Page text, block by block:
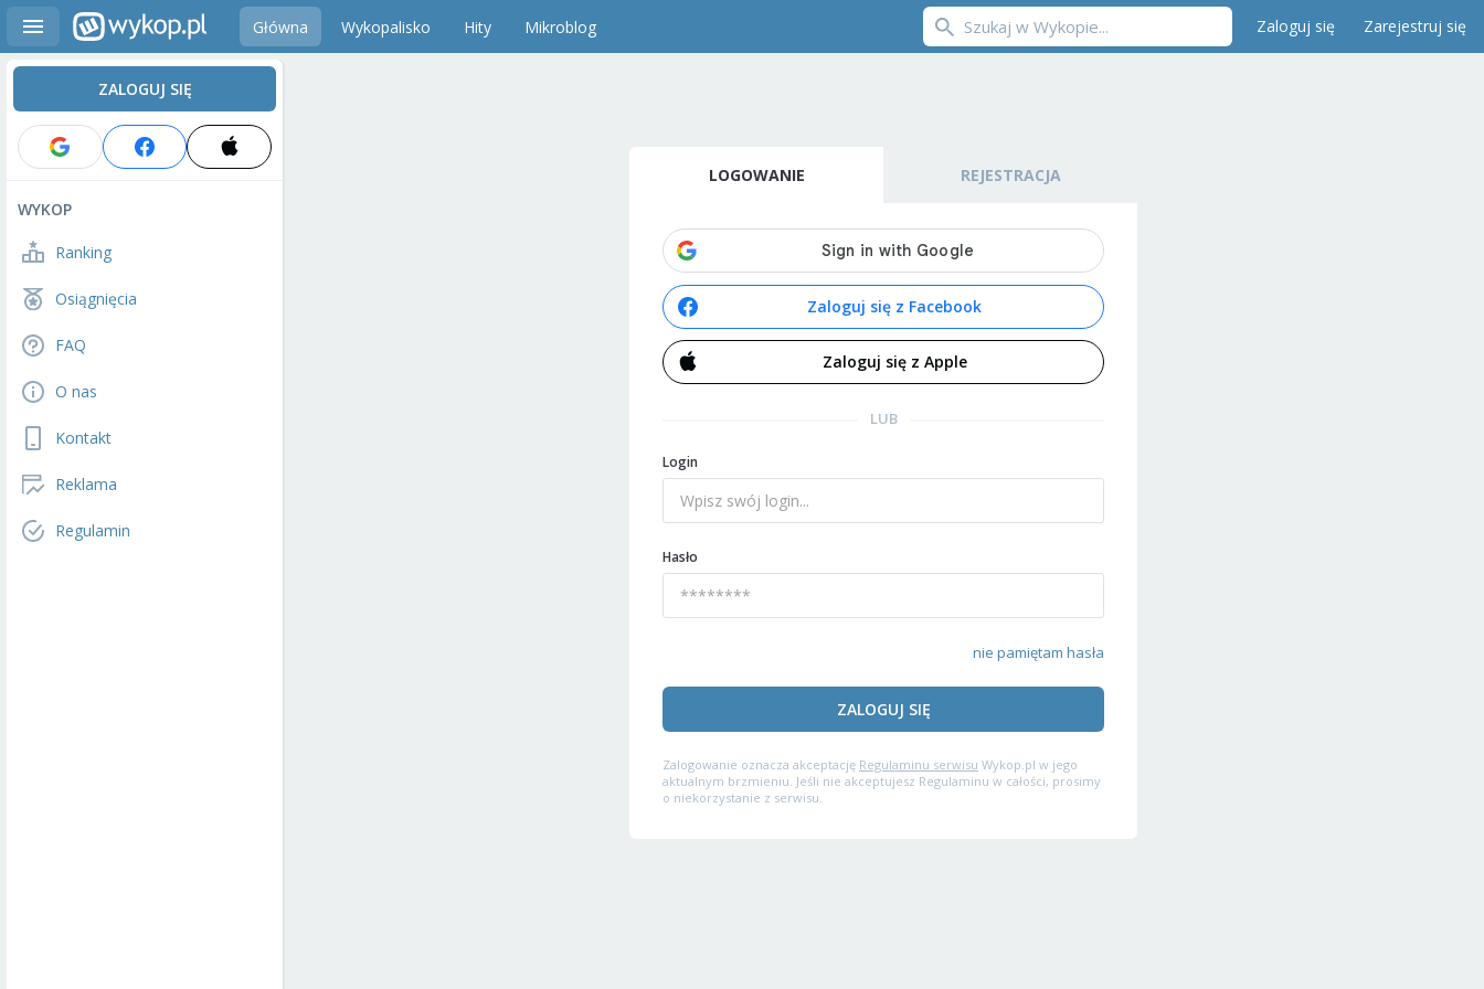
Główna Wykopalisko Hity Mikroblog Zaloguj się Zarejestruj się
ZALOGUJ SIĘ
WYKOP
Ranking
Osiągnięcia
FAQ
O nas
Kontakt
Reklama
Regulamin
LOGOWANIE REJESTRACJA
Zaloguj się z Facebook
Zaloguj się z Apple
LUB
Login
Hasło
nie pamiętam hasła
ZALOGUJ SIĘ
Zalogowanie oznacza akceptację Regulaminu serwisu Wykop.pl w jego
aktualnym brzmieniu. Jeśli nie akceptujesz Regulaminu w całości, prosimy
o niekorzystanie z serwisu.